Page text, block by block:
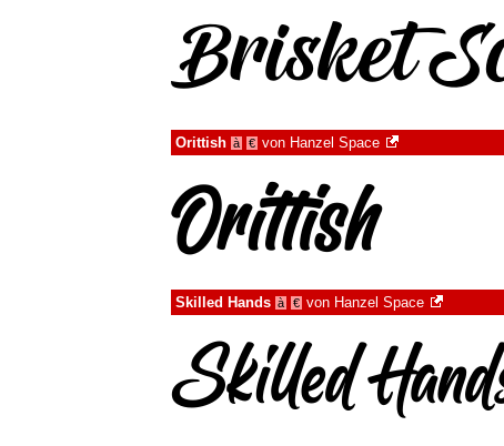
Orittish à € von Hanzel Space
Skilled Hands à € von Hanzel Space